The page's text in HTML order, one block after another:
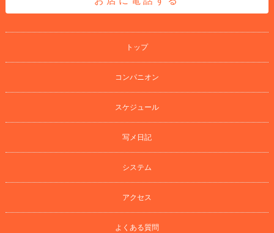
トップ
コンパニオン
スケジュール
写メ日記
システム
アクセス
よくある質問